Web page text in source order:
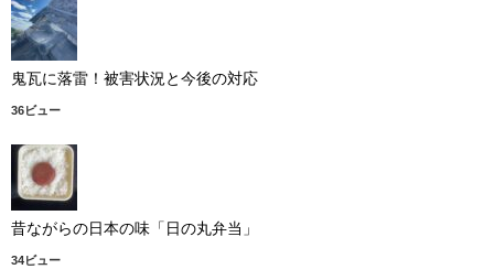
鬼瓦に落雷！被害状況と今後の対応
36ビュー
昔ながらの日本の味「日の丸弁当」
34ビュー